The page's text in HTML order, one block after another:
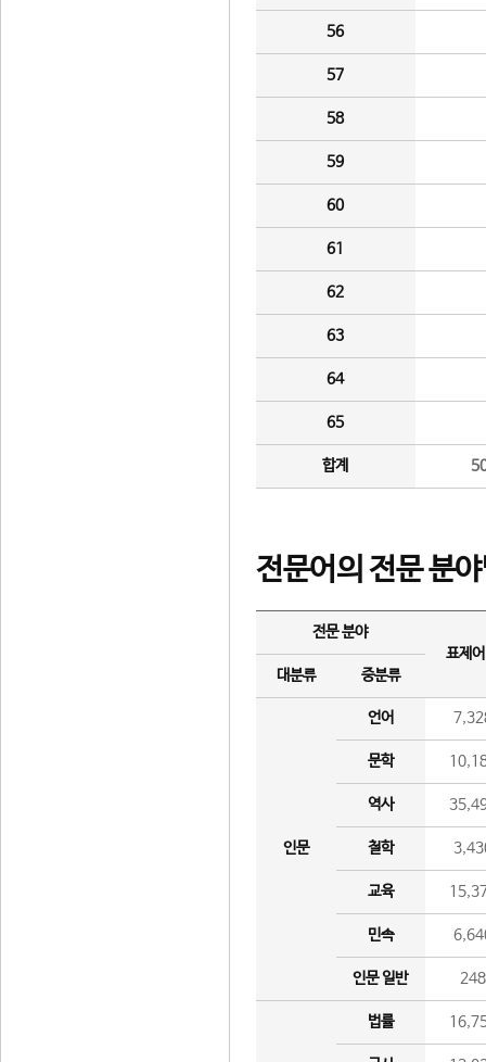
56
57
58
59
60
61
62
63
64
65
합계
전문어의 전문 분
전문 분야
표제
대분류
중분류
인문
언어
문학
역사
철학
교육
민속
인문 일반 248
법률